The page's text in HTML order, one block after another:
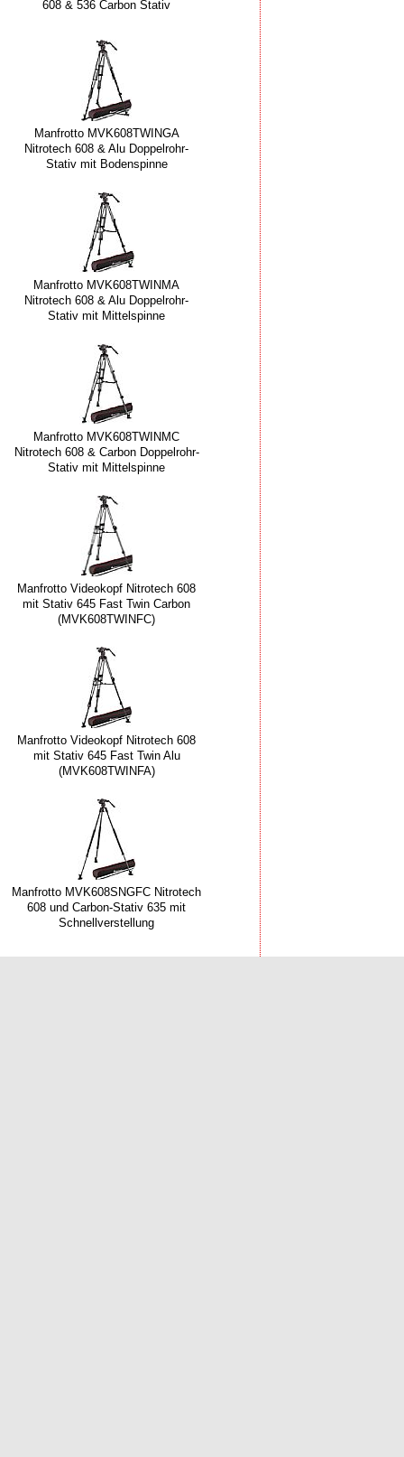
608 & 536 Carbon Stativ
Manfrotto MVK608TWINGA
Nitrotech 608 & Alu Doppelrohr-
Stativ mit Bodenspinne
Manfrotto MVK608TWINMA
Nitrotech 608 & Alu Doppelrohr-
Stativ mit Mittelspinne
Manfrotto MVK608TWINMC
Nitrotech 608 & Carbon Doppelrohr-
Stativ mit Mittelspinne
Manfrotto Videokopf Nitrotech 608
mit Stativ 645 Fast Twin Carbon
(MVK608TWINFC)
Manfrotto Videokopf Nitrotech 608
mit Stativ 645 Fast Twin Alu
(MVK608TWINFA)
Manfrotto MVK608SNGFC Nitrotech
608 und Carbon-Stativ 635 mit
Schnellverstellung